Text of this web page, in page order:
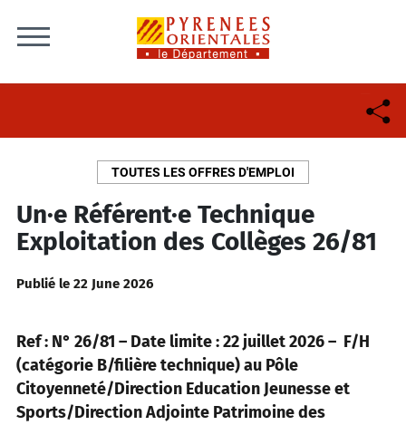
TOUTES LES OFFRES D'EMPLOI
Un·e Référent·e Technique
Exploitation des Collèges 26/81
Publié le 22 June 2026
Ref : N° 26/81 – Date limite : 22 juillet 2026 – F/H
(catégorie B/filière technique) au Pôle
Citoyenneté/Direction Education Jeunesse et
Sports/Direction Adjointe Patrimoine des